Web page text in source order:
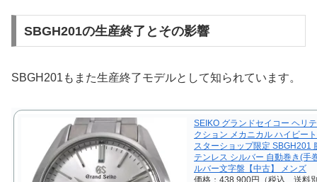
SBGH201の生産終了とその影響
SBGH201もまた生産終了モデルとして知られています。
SEIKO グランドセイコー ヘリ
クション メカニカル ハイビー
スターショップ限定 SBGH201
テンレス シルバー 自動巻き(手
ルバー文字盤【中古】 メンズ